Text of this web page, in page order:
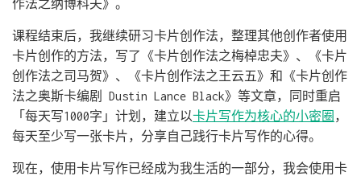
作法之纳博科夫》。
课程结束后，我继续研习卡片创作法，整理其他创作者使用
卡片创作的方法，写了《卡片创作法之梅棹忠夫》、《卡片
创作法之司马贺》、《卡片创作法之王云五》和《卡片创作
法之奥斯卡编剧 Dustin Lance Black》等文章，同时重启
「每天写1000字」计划，建立以卡片写作为核心的小密圈 ，
每天至少写一张卡片，分享自己践行卡片写作的心得。
现在，使用卡片写作已经成为我生活的一部分，我会使用卡